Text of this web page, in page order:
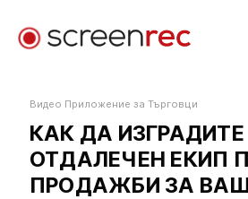
Вход
Видео Приложение за Търговци
КАК ДА ИЗГРАДИТЕ
ОТДАЛЕЧЕН ЕКИП
ПРОДАЖБИ ЗА